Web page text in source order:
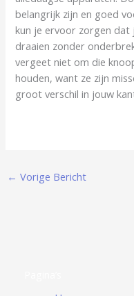
belangrijk zijn en goed
kun je ervoor zorgen
draaien zonder
vergeet niet om die
houden, want ze zijn
groot verschil in jouw
← Vorige Bericht